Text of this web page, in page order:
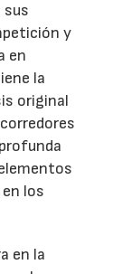
sus
y
en
la
original
los
en la